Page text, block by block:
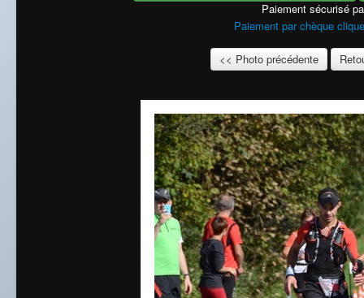
Paiement sécurisé
Paiement par chèque
<< Photo précédente